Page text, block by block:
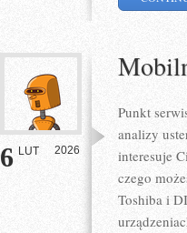
6 LUT 2026
Punkt
analizy
interesuje
czego
Toshiba i